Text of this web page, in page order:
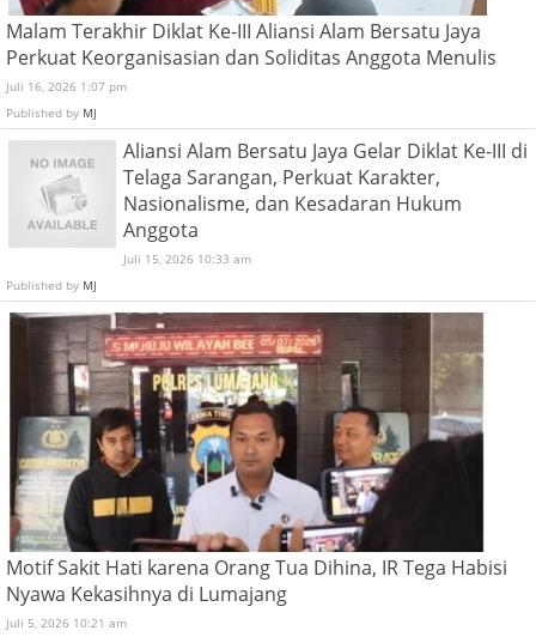
Malam Terakhir Diklat Ke-III Aliansi Alam Bersatu Jaya
Perkuat Keorganisasian dan Soliditas Anggota Menulis
Juli 16, 2026 1:07 pm
Published by MJ
Aliansi Alam Bersatu Jaya Gelar Diklat Ke-III di
Telaga Sarangan, Perkuat Karakter,
Nasionalisme, dan Kesadaran Hukum
Anggota
Juli 15, 2026 10:33 am
Published by MJ
Motif Sakit Hati karena Orang Tua Dihina, IR Tega Habisi
Nyawa Kekasihnya di Lumajang
Juli 5, 2026 10:21 am